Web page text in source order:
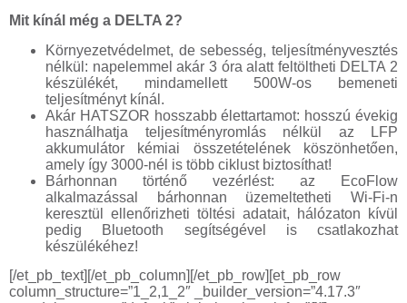
Mit kínál még a DELTA 2?
Környezetvédelmet, de sebesség, teljesítményvesztés
nélkül: napelemmel akár 3 óra alatt feltöltheti DELTA 2
készülékét, mindamellett 500W-os bemeneti
teljesítményt kínál.
Akár HATSZOR hosszabb élettartamot: hosszú évekig
használhatja teljesítményromlás nélkül az LFP
akkumulátor kémiai összetételének köszönhetően,
amely így 3000-nél is több ciklust biztosíthat!
Bárhonnan történő vezérlést: az EcoFlow
alkalmazással bárhonnan üzemeltetheti Wi-Fi-n
keresztül ellenőrizheti töltési adatait, hálózaton kívül
pedig Bluetooth segítségével is csatlakozhat
készülékéhez!
[/et_pb_text][/et_pb_column][/et_pb_row][et_pb_row
column_structure=”1_2,1_2″ _builder_version=”4.17.3″